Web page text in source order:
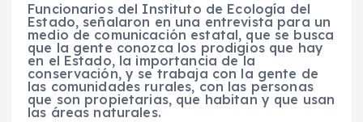
Funcionarios del Instituto de Ecología del
Estado, señalaron en una entrevista para un
medio de comunicación estatal, que se busca
que la gente conozca los prodigios que hay
en el Estado, la importancia de la
conservación, y se trabaja con la gente de
las comunidades rurales, con las personas
que son propietarias, que habitan y que usan
las áreas naturales.